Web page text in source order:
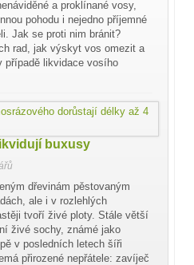
a proklínané vosy,
pohodu i nejedno příjemné
Jak se proti nim bránit?
rad, jak výskyt vos omezit a
případě likvidace vosího
buxusy
dřevinám pěstovaným
ale i v rozlehlých
tvoří živé ploty. Stále větší
živé sochy, známé jako
v posledních letech šíři
přirozené nepřátele: zavíječ